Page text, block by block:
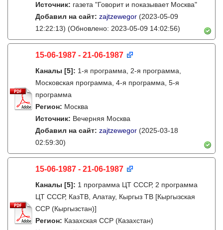
Источник: газета "Говорит и показывает Москва"
Добавил на сайт: zajtzewegor (2023-05-09
12:22:13) (Обновлено: 2023-05-09 14:02:56)
15-06-1987 - 21-06-1987
Каналы [5]: 1-я программа, 2-я программа,
Московская программа, 4-я программа, 5-я
программа
Регион: Москва
Источник: Вечерняя Москва
Добавил на сайт: zajtzewegor (2025-03-18
02:59:30)
15-06-1987 - 21-06-1987
Каналы [5]: 1 программа ЦТ СССР, 2 программа
ЦТ СССР, КазТВ, Алатау, Кыргыз ТВ [Кыргызская
ССР (Кыргызстан)]
Регион: Казахская ССР (Казахстан)